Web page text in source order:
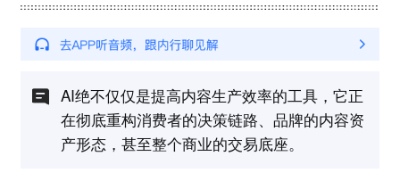
AI绝不仅仅是提高内容生产效率的工具，它正
在彻底重构消费者的决策链路、品牌的内容资
产形态，甚至整个商业的交易底座。